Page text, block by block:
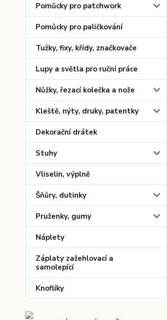
Pomůcky pro patchwork
Pomůcky pro paličkování
Tužky, fixy, křídy, značkovače
Lupy a světla pro ruční práce
Nůžky, řezací kolečka a nože
Kleště, nýty, druky, patentky
Dekorační drátek
Stuhy
Vliselin, výplně
Šňůry, dutinky
Pruženky, gumy
Náplety
Záplaty zažehlovací a
samolepící
Knoflíky